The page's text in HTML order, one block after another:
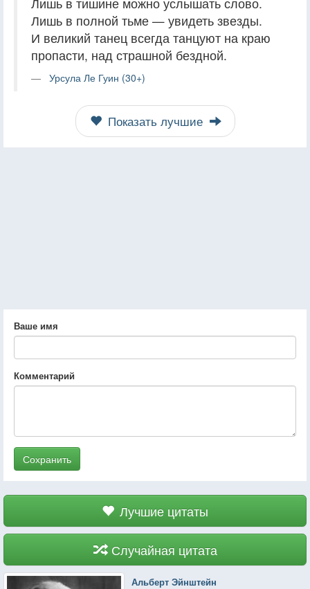
Лишь в полной тьме — увидеть звезды.
И великий танец всегда танцуют на краю
пропасти, над страшной бездной.
Урсула Ле Гуин (30+)
Показать лучшие
Ваше имя
Комментарий
Сохранить
Лучшие цитаты
Случайная цитата
Альберт Эйнштейн